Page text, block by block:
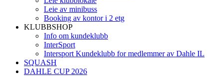
Leie av minibuss
Booking av kontor i 2 etg
KLUBBSHOP
Info om kundeklubb
InterSport
Intersport Kundeklubb for medlemmer av Dahle IL
SQUASH
DAHLE CUP 2026